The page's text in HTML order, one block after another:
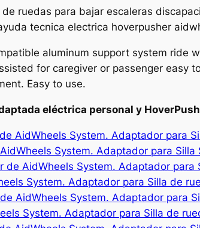
ruedas para bajar escaleras
tecnica electrica hoverpusher
aluminum support system ride
for caregiver or passenger easy
Easy to use.
eléctrica personal y
AidWheels System. Adaptador para
System. Adaptador para
de AidWheels System. Adaptador para
System. Adaptador para Silla de
AidWheels System. Adaptador para
System. Adaptador para Silla de